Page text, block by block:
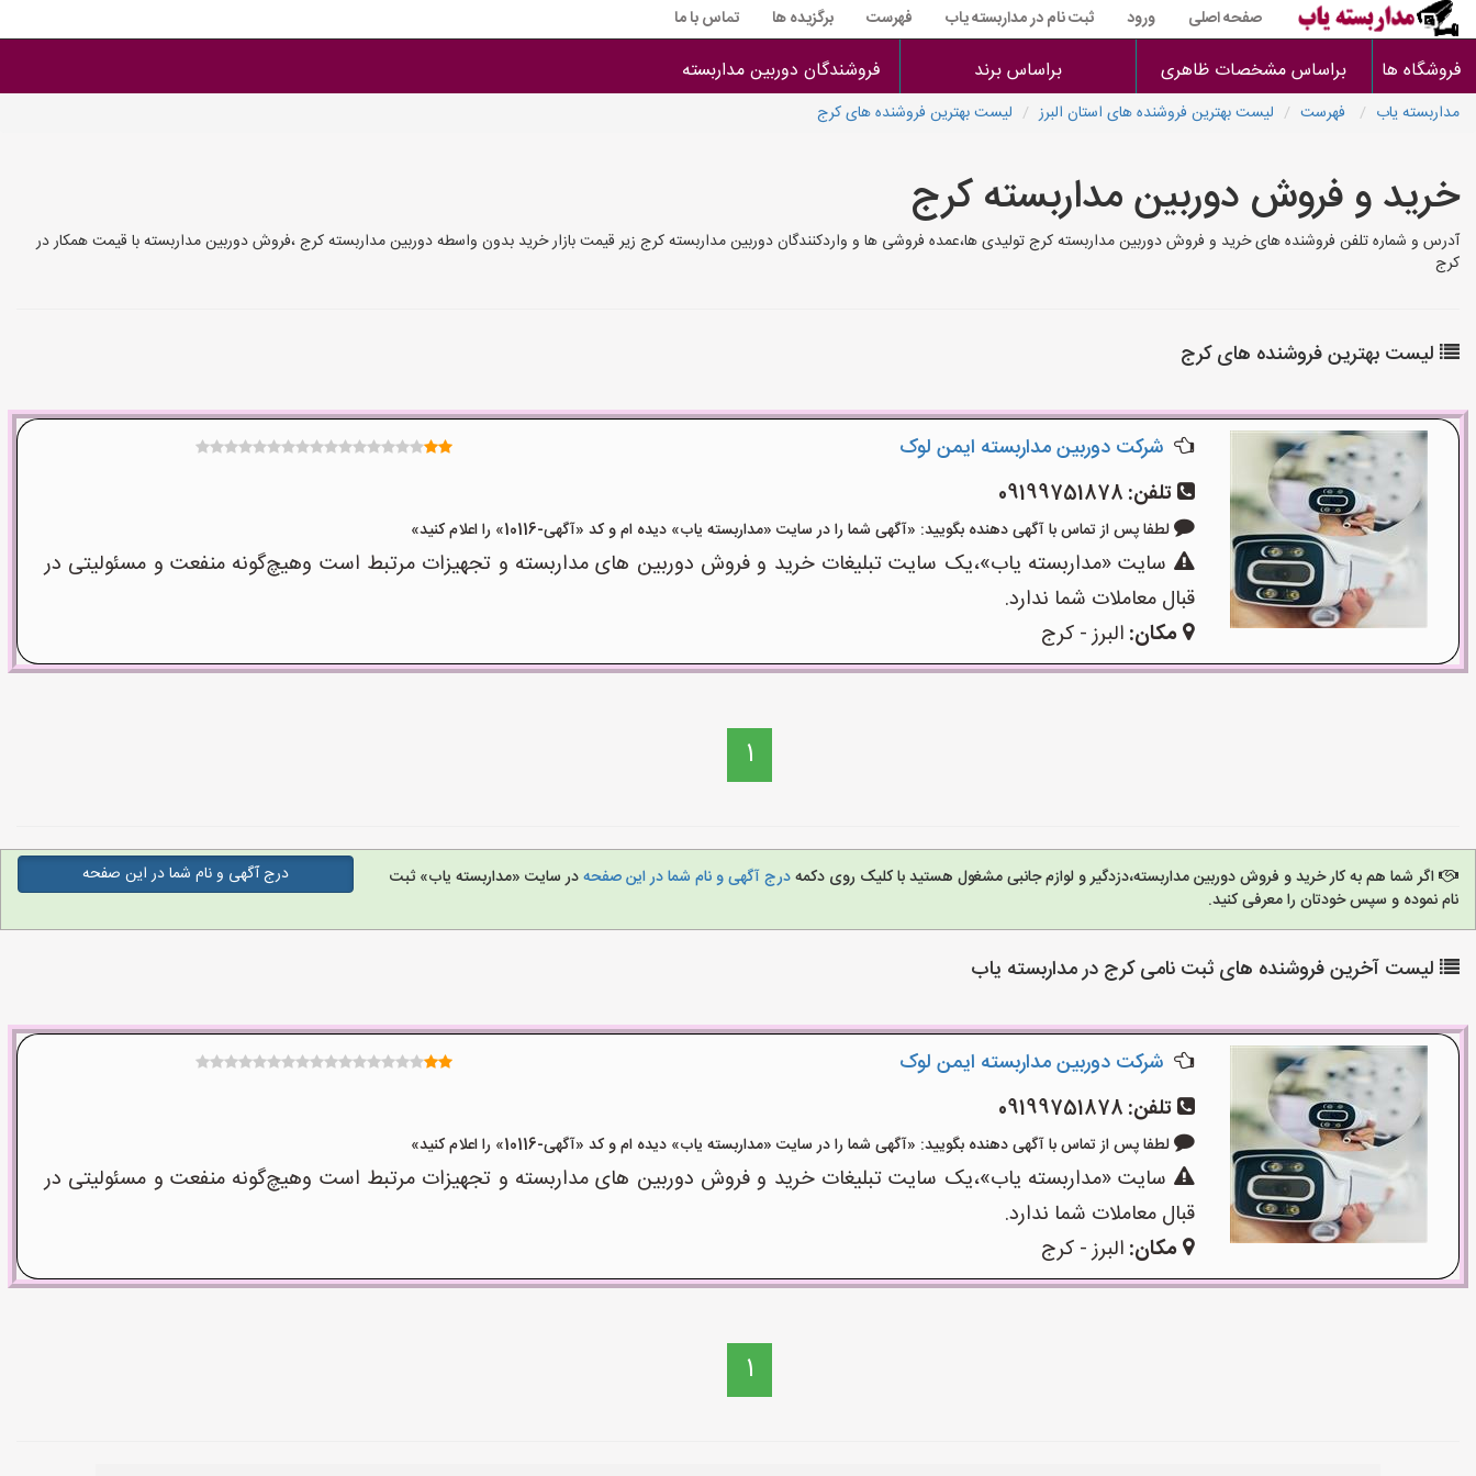
صفحه اصلی ورود ثبت نام در مداربسته یاب فهرست برگزیده ها تماس با ما
فروشگاه ها براساس مشخصات ظاهری براساس برند فروشندگان دوربین مداربسته
مداربسته یاب فهرست لیست بهترین فروشنده های استان البرز لیست بهترین فروشنده های کرج
خرید و فروش دوربین مداربسته کرج
آدرس و شماره تلفن فروشنده های خرید و فروش دوربین مداربسته کرج تولیدی ها،عمده فروشی ها و واردکنندگان دوربین مداربسته کرج زیر قیمت بازار خرید بدون واسطه دوربین مداربسته کرج ،فروش دوربین مداربسته با قیمت همکار در
کرج
لیست بهترین فروشنده های کرج
شرکت دوربین مداربسته ایمن لوک
تلفن: 09199751878
لطفا پس از تماس با آگهی دهنده بگویید: «آگهی شما را در سایت «مداربسته یاب» دیده ام و کد «آگهی-10116» را اعلام کنید»
سایت «مداربسته یاب»،یک سایت تبلیغات خرید و فروش دوربین های مداربسته و تجهیزات مرتبط است وهیچ‌گونه منفعت و مسئولیتی در
قبال معاملات شما ندارد.
مکان: البرز - کرج
1
اگر شما هم به کار خرید و فروش دوربین مداربسته،دزدگیر و لوازم جانبی مشغول هستید با کلیک روی دکمهدرج آگهی و نام شما در این صفحهدر سایت «مداربسته یاب» ثبت
نام نموده و سپس خودتان را معرفی کنید.
درج آگهی و نام شما در این صفحه
لیست آخرین فروشنده های ثبت نامی کرج در مداربسته یاب
شرکت دوربین مداربسته ایمن لوک
تلفن: 09199751878
لطفا پس از تماس با آگهی دهنده بگویید: «آگهی شما را در سایت «مداربسته یاب» دیده ام و کد «آگهی-10116» را اعلام کنید»
سایت «مداربسته یاب»،یک سایت تبلیغات خرید و فروش دوربین های مداربسته و تجهیزات مرتبط است وهیچ‌گونه منفعت و مسئولیتی در
قبال معاملات شما ندارد.
مکان: البرز - کرج
1